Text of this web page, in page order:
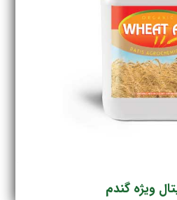
ویژه گندم